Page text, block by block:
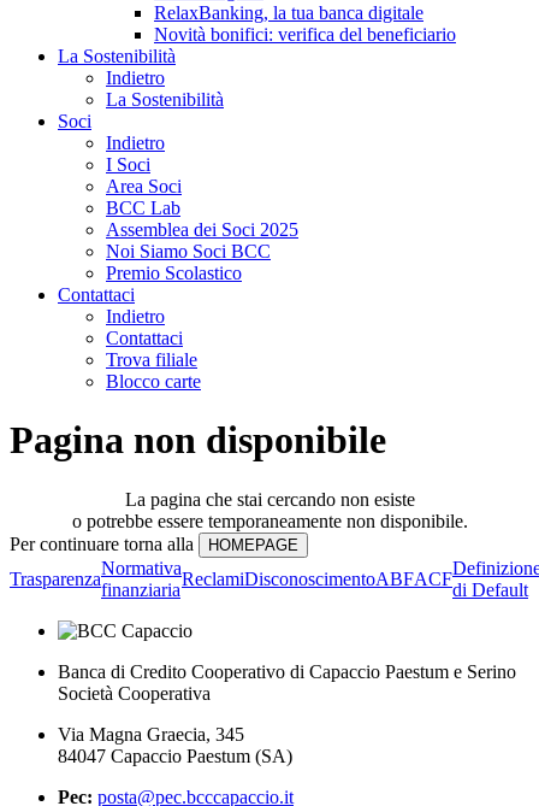
RelaxBanking, la tua banca digitale
Novità bonifici: verifica del beneficiario
La Sostenibilità
Indietro
La Sostenibilità
Soci
Indietro
I Soci
Area Soci
BCC Lab
Assemblea dei Soci 2025
Noi Siamo Soci BCC
Premio Scolastico
Contattaci
Indietro
Contattaci
Trova filiale
Blocco carte
Pagina non disponibile
La pagina che stai cercando non esiste
o potrebbe essere temporaneamente non disponibile.
Per continuare torna alla
Trasparenza
Normativa
finanziaria
ReclamiDisconoscimentoABFACF
di Default
Banca di Credito Cooperativo di Capaccio Paestum e Serino
Società Cooperativa
Via Magna Graecia, 345
84047 Capaccio Paestum (SA)
Pec: posta@pec.bcccapaccio.it